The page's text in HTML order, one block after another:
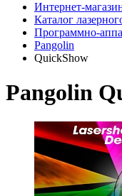
Интернет-
Каталог
Программно-
Pangolin
QuickShow
Pangolin